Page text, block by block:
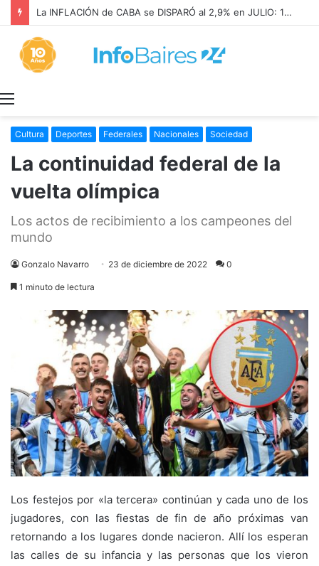
La INFLACIÓN de CABA se DISPARÓ al 2,9% en JULIO: 19,4% en 2026
Cultura Deportes Federales Nacionales Sociedad
La continuidad federal de la
vuelta olímpica
Los actos de recibimiento a los campeones del
mundo
Gonzalo Navarro 23 de diciembre de 2022 0
1 minuto de lectura
Los festejos por «la tercera» continúan y cada uno de los
jugadores, con las fiestas de fin de año próximas van
retornando a los lugares donde nacieron. Allí los esperan
las calles de su infancia y las personas que los vieron